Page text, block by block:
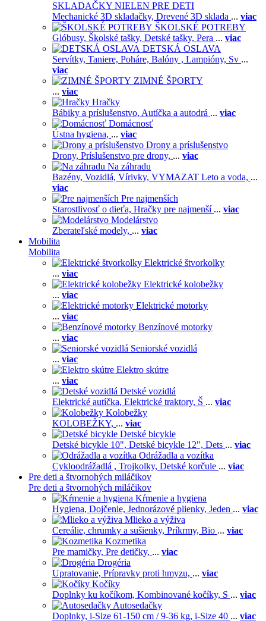
SKLADAČKY NIELEN PRE DETI
Mechanické 3D skladačky, Drevené 3D sklada ... viac
ŠKOLSKÉ POTREBY
Glóbusy, Školské tašky, Detské tašky, Pera ... viac
DETSKÁ OSLAVA
Servítky, Taniere, Poháre, Balóny , Lampióny, Sv ...
viac
ZIMNÉ ŠPORTY
... viac
Hračky
Bábiky a príslušenstvo, Autíčka a autodrá ... viac
Domácnosť
Ústna hygiena, ... viac
Drony a príslušenstvo
Drony, Príslušenstvo pre drony, ... viac
Na záhradu
Bazény, Vozidlá, Vírivky, VYMAZAT Leto a voda, ...
viac
Pre najmenších
Starostlivosť o dieťa, Hračky pre najmenší ... viac
Modelárstvo
Zberateľské modely, ... viac
Mobilita
Mobilita
Elektrické štvorkolky
... viac
Elektrické kolobežky
... viac
Elektrické motorky
... viac
Benzínové motorky
... viac
Seniorské vozidlá
... viac
Elektro skútre
... viac
Detské vozidlá
Elektrické autíčka, Elektrické traktory, Š ... viac
Kolobežky
KOLOBEŽKY, ... viac
Detské bicykle
Detské bicykle 10", Detské bicykle 12", Dets ... viac
Odrážadla a vozítka
Cykloodrážadlá , Trojkolky, Detské korčule ... viac
Pre deti a štvornohých miláčikov
Pre deti a štvornohých miláčikov
Kŕmenie a hygiena
Hygiena, Dojčenie, Jednorázové plienky, Jeden ... viac
Mlieko a výživa
Cereálie, chrumky a sušienky, Príkrmy, Bio ... viac
Kozmetika
Pre mamičky, Pre detičky, ... viac
Drogéria
Upratovanie, Prípravky proti hmyzu, ... viac
Kočíky
Doplnky ku kočíkom, Kombinované kočíky, S ... viac
Autosedačky
Doplnky, i-Size 61-150 cm / 9-36 kg, i-Size 40 ... viac